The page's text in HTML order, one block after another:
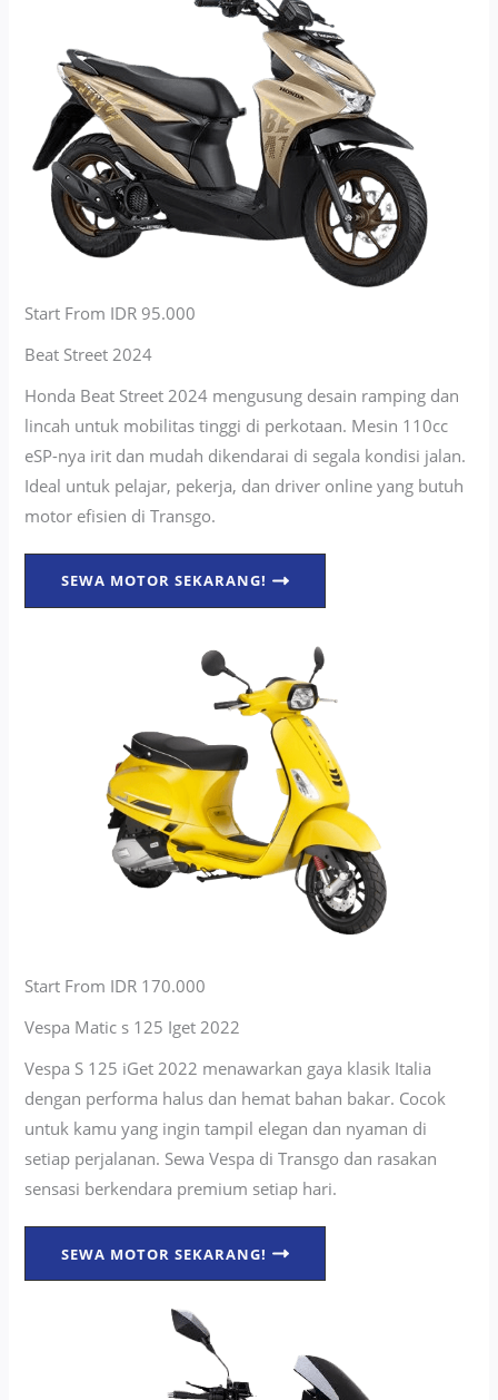
Start From IDR 95.000
Beat Street 2024
Honda Beat Street 2024 mengusung desain ramping dan
lincah untuk mobilitas tinggi di perkotaan. Mesin 110cc
eSP-nya irit dan mudah dikendarai di segala kondisi jalan.
Ideal untuk pelajar, pekerja, dan driver online yang butuh
motor efisien di Transgo.
SEWA MOTOR SEKARANG!
Start From IDR 170.000
Vespa Matic s 125 Iget 2022
Vespa S 125 iGet 2022 menawarkan gaya klasik Italia
dengan performa halus dan hemat bahan bakar. Cocok
untuk kamu yang ingin tampil elegan dan nyaman di
setiap perjalanan. Sewa Vespa di Transgo dan rasakan
sensasi berkendara premium setiap hari.
SEWA MOTOR SEKARANG!